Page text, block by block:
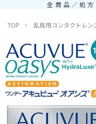
全商品／処
TOP 乱視用コンタクトレン